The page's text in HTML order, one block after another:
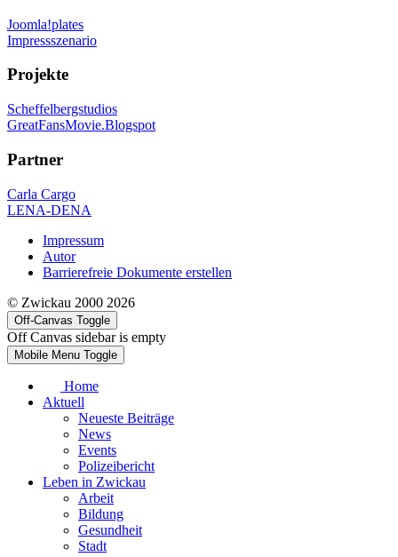
Joomla!plates
Impressszenario
Projekte
Scheffelbergstudios
GreatFansMovie.Blogspot
Partner
Carla Cargo
LENA-DENA
Impressum
Autor
Barrierefreie Dokumente erstellen
© Zwickau 2000 2026
Off-Canvas Toggle
Off Canvas sidebar is empty
Mobile Menu Toggle
Home
Aktuell
Neueste Beiträge
News
Events
Polizeibericht
Leben in Zwickau
Arbeit
Bildung
Gesundheit
Stadt